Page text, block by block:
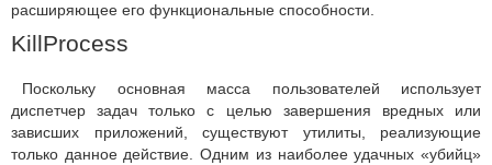
расширяющее его функциональные способности.
KillProcess
Поскольку основная масса пользователей использует
диспетчер задач только с целью завершения вредных или
зависших приложений, существуют утилиты, реализующие
только данное действие. Одним из наиболее удачных «убийц»